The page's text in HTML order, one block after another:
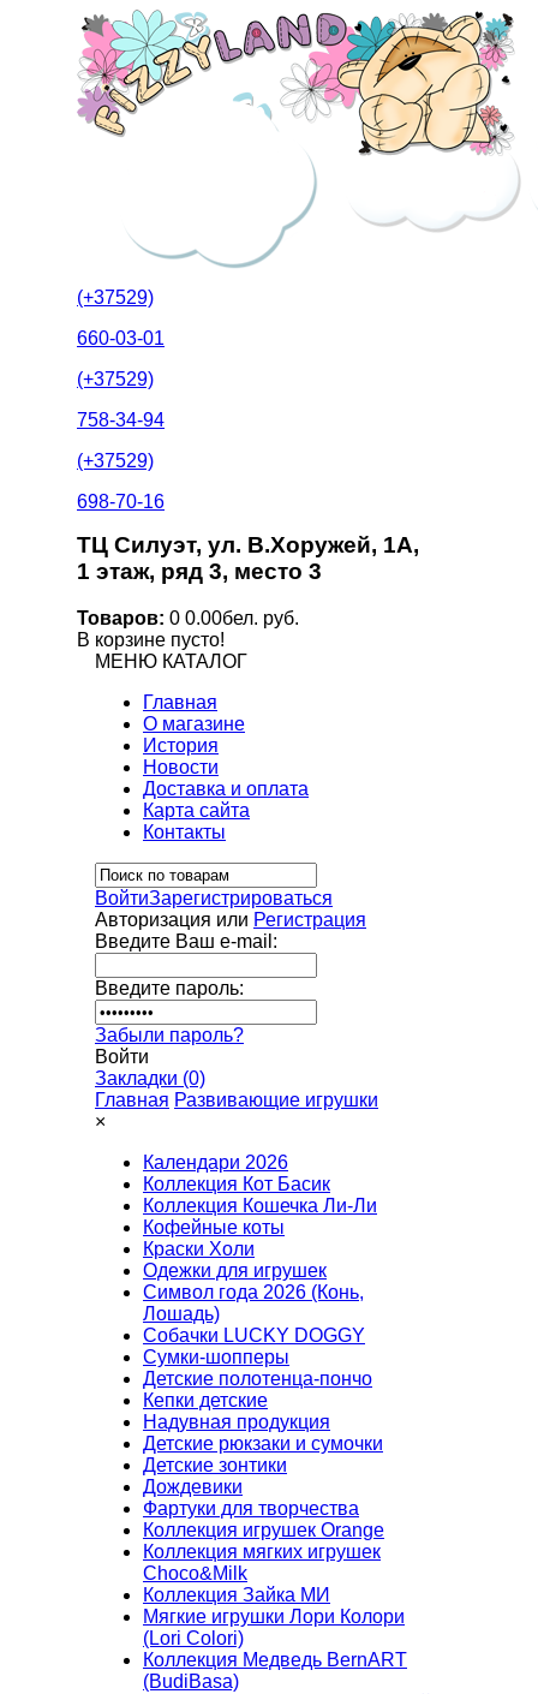
(+37529)
660-03-01
(+37529)
758-34-94
(+37529)
698-70-16
ТЦ Силуэт, ул. В.Хоружей, 1А,
1 этаж, ряд 3, место 3
Товаров: 0 0.00бел. руб.
В корзине пусто!
МЕНЮ КАТАЛОГ
Главная
О магазине
История
Новости
Доставка и оплата
Карта сайта
Контакты
ВойтиЗарегистрироваться
Авторизация или Регистрация
Введите Ваш e-mail:
Введите пароль:
Забыли пароль?
Войти
Закладки (0)
Главная Развивающие игрушки
×
Календари 2026
Коллекция Кот Басик
Коллекция Кошечка Ли-Ли
Кофейные коты
Краски Холи
Одежки для игрушек
Символ года 2026 (Конь,
Лошадь)
Собачки LUCKY DOGGY
Сумки-шопперы
Детские полотенца-пончо
Кепки детские
Надувная продукция
Детские рюкзаки и сумочки
Детские зонтики
Дождевики
Фартуки для творчества
Коллекция игрушек Orange
Коллекция мягких игрушек
Choco&Milk
Коллекция Зайка МИ
Мягкие игрушки Лори Колори
(Lori Colori)
Коллекция Медведь BernART
(BudiBasa)